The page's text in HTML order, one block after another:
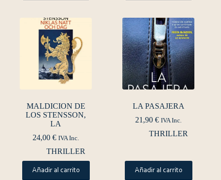
MALDICION DE
LOS STENSSON,
LA
24,00€ IVA Inc.
THRILLER
Añadir al carrito
LA PASAJERA
21,90€ IVA Inc.
THRILLER
Añadir al carrito